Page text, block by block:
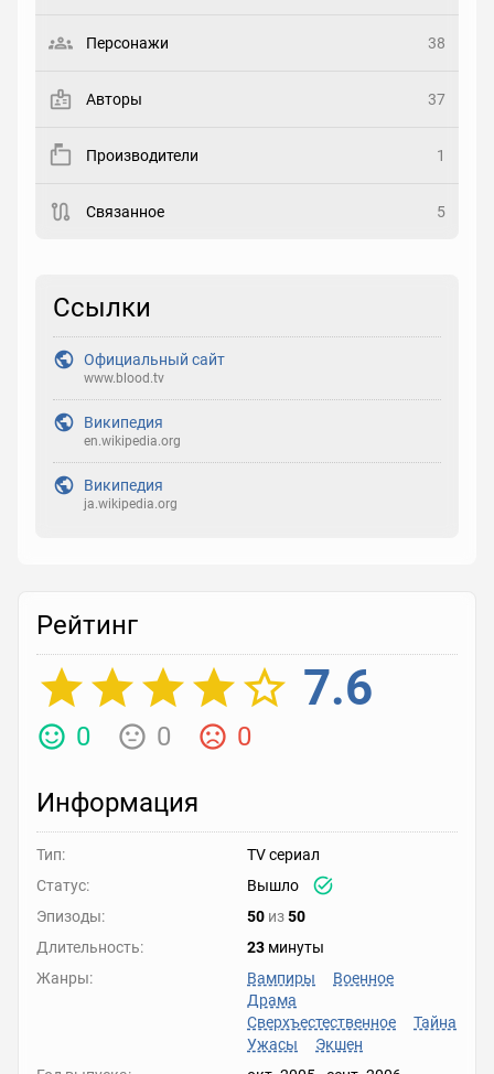
Рейтинг
Реакция
Персонажи 38
Авторы 37
Производители 1
Связанное 5
Ссылки
Официальный сайт
www.blood.tv
Википедия
en.wikipedia.org
Википедия
ja.wikipedia.org
Рейтинг
7.6
0 0 0
Информация
Тип:
TV сериал
Статус:
Вышло
Эпизоды:
50 из50
Длительность:
23 минуты
Жанры:
Вампиры
Военное
Драма
Сверхъестественное
Тайна
Ужасы
Экшен